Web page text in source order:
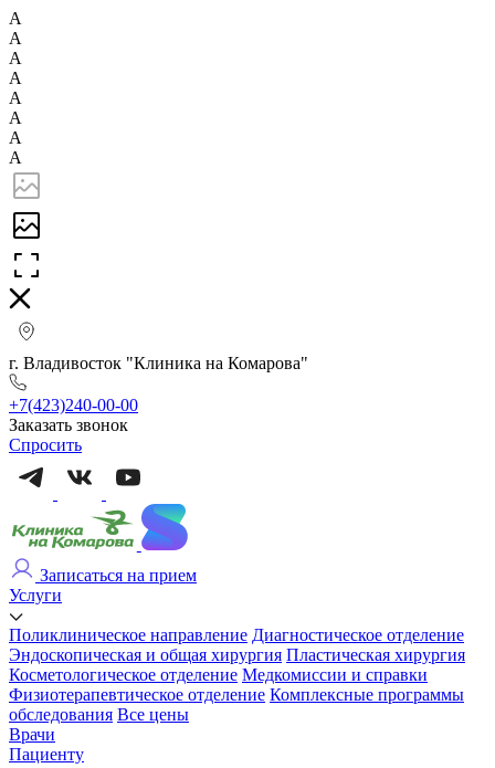
А
А
А
А
А
А
А
А
г. Владивосток "Клиника на Комарова"
+7(423)240-00-00
Заказать звонок
Спросить
Записаться на прием
Услуги
Поликлиническое направление Диагностическое отделение
Эндоскопическая и общая хирургия Пластическая хирургия
Косметологическое отделение Медкомиссии и справки
Физиотерапевтическое отделение Комплексные программы
обследования Все цены
Врачи
Пациенту